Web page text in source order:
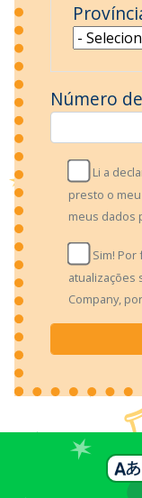
Número
Li a
presto o
meus dados
Sim!
atualizações
Company,